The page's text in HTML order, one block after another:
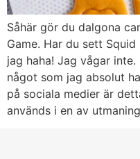
Såhär gör du dalgona
Game. Har du sett
jag haha! Jag vågar
något som jag absolut
på sociala medier är
används i en av